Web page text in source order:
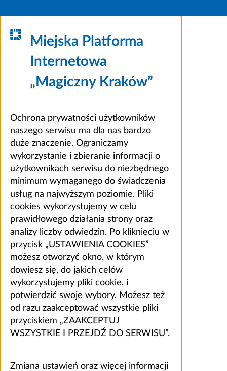
Miejska Platforma
Internetowa
„Magiczny Kraków”
Ochrona prywatności użytkowników
naszego serwisu ma dla nas bardzo
duże znaczenie. Ograniczamy
wykorzystanie i zbieranie informacji o
użytkownikach serwisu do niezbędnego
minimum wymaganego do świadczenia
usług na najwyższym poziomie. Pliki
cookies wykorzystujemy w celu
prawidłowego działania strony oraz
analizy liczby odwiedzin. Po kliknięciu w
przycisk „USTAWIENIA COOKIES”
możesz otworzyć okno, w którym
dowiesz się, do jakich celów
wykorzystujemy pliki cookie, i
potwierdzić swoje wybory. Możesz też
od razu zaakceptować wszystkie pliki
przyciskiem „ZAAKCEPTUJ
WSZYSTKIE I PRZEJDŹ DO SERWISU”.
Zmiana ustawień oraz więcej informacji